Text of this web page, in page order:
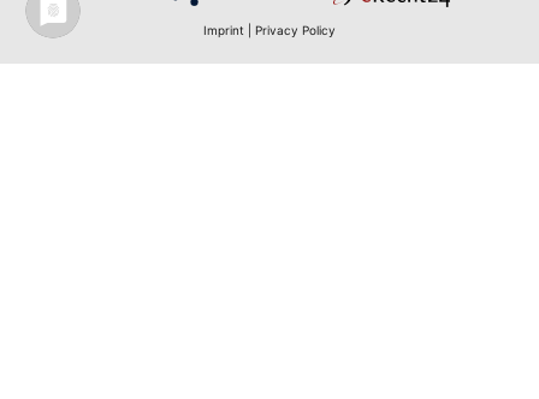
Imprint Privacy Policy